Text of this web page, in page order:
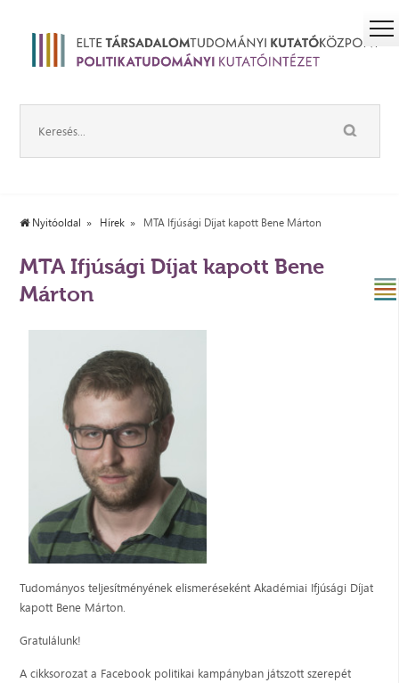
Nyitóoldal Hírek MTA Ifjúsági Díjat kapott Bene Márton
MTA Ifjúsági Díjat kapott Bene
Márton
Tudományos teljesítményének elismeréseként Akadémiai Ifjúsági Díjat
kapott Bene Márton.
Gratulálunk!
A cikksorozat a Facebook politikai kampányban játszott szerepét